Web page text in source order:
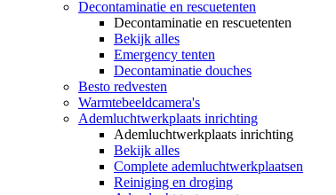
Decontaminatie en rescuetenten
Decontaminatie en rescuetenten
Bekijk alles
Emergency tenten
Decontaminatie douches
Besto redvesten
Warmtebeeldcamera's
Ademluchtwerkplaats inrichting
Ademluchtwerkplaats inrichting
Bekijk alles
Complete ademluchtwerkplaatsen
Reiniging en droging